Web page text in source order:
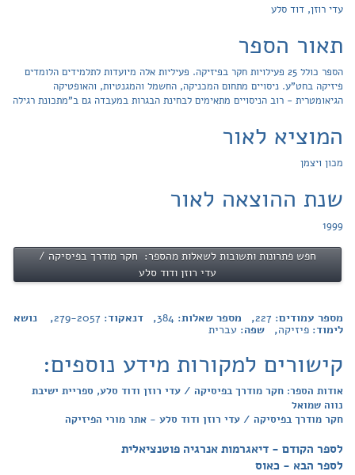
עדי רוזן, דוד סלע
תאור הספר
הספר כולל 25 פעילויות חקר בפיזיקה. פעיליות אלה מיועדות לתלמידים הלומדים
פיזיקה בחט"ע. ניסויים מתחום המכניקה, החשמל והמגנטיות, והאופטיקה
הגיאומטרית - רוב הניסויים מתאימים לבחינת הבגרות במעבדה גם ב"מתכונת רגילה
המוציא לאור
מכון ויצמן
שנת ההוצאה לאור
1999
חפש פתרונות ותשובות לשאלות מהספר: חקר מודרך בפיסיקה /
עדי רוזן ודוד סלע
מספר עמודים: 227, מספר שאלות: 384, דנאקוד: 279-2057, נושא
לימוד: פיזיקה, שפה: עברית
קישורים למקורות מידע נוספים:
אודות הספר: חקר מודרך בפיסיקה / עדי רוזן ודוד סלע, ספריית ישיבת
נווה שמואל
חקר מודרך בפיסיקה / עדי רוזן ודוד סלע - אתר מורי הפיזיקה
לספר הקודם - דיאגרמות אנרגיה פוטנציאלית
לספר הבא - כאוס